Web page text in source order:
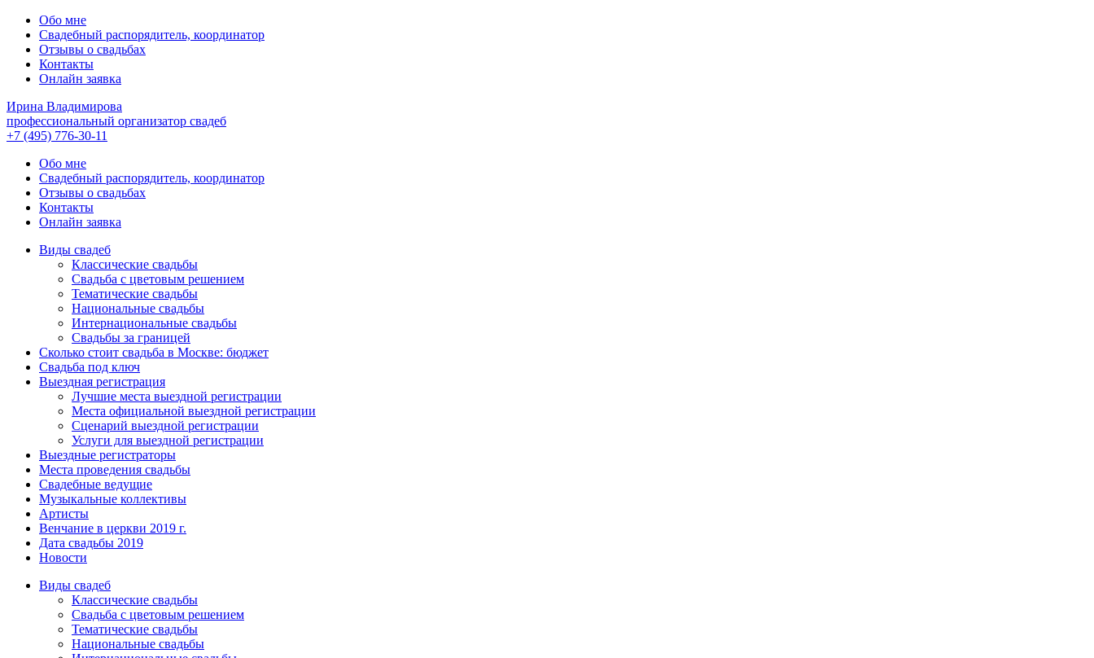
Обо мне
Свадебный распорядитель, координатор
Отзывы о свадьбах
Контакты
Онлайн заявка
Ирина Владимирова
профессиональный организатор свадеб
+7 (495) 776-30-11
Обо мне
Свадебный распорядитель, координатор
Отзывы о свадьбах
Контакты
Онлайн заявка
Виды свадеб
Классические свадьбы
Cвадьба с цветовым решением
Тематические свадьбы
Национальные свадьбы
Интернациональные свадьбы
Свадьбы за границей
Сколько стоит свадьба в Москве: бюджет
Свадьба под ключ
Выездная регистрация
Лучшие места выездной регистрации
Места официальной выездной регистрации
Сценарий выездной регистрации
Услуги для выездной регистрации
Выездные регистраторы
Места проведения свадьбы
Свадебные ведущие
Музыкальные коллективы
Артисты
Венчание в церкви 2019 г.
Дата свадьбы 2019
Новости
Виды свадеб
Классические свадьбы
Cвадьба с цветовым решением
Тематические свадьбы
Национальные свадьбы